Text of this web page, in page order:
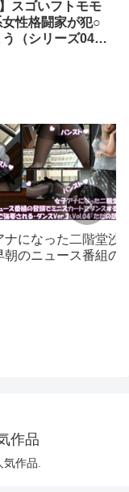
スゴいフトモモ
性格闘家が犯○
（シリーズ04:
ナになった二階堂沙
朝のニュース番組の
作品
気作品.